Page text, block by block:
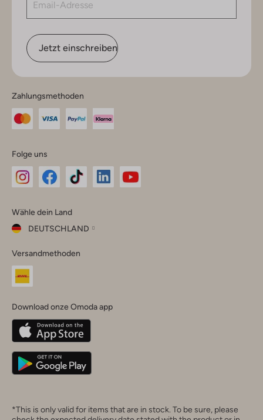
Jetzt einschreiben
Zahlungsmethoden
Folge uns
Instagram
Facebook
TikTok
Wähle dein Land
DEUTSCHLAND
dein
Land
Belgique(Français)
Deutschland
Versandmethoden
Download onze Omoda app
*This is only valid for items that are in stock. To be sure, please